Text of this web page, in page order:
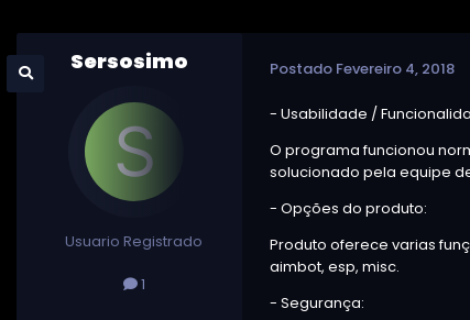
Sersosimo
Usuario Registrado
1
Postado Fevereiro 4, 2018
- Usabilidade /
O programa funcionou
solucionado pela equipe
- Opções do produto:
Produto oferece varias
aimbot, esp, misc.
- Segurança: